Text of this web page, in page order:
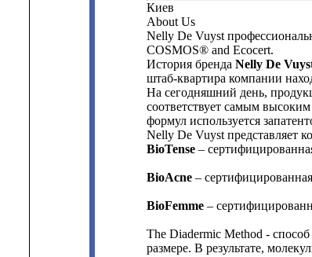
Киев
About Us
Nelly De Vuyst
COSMOS® and Ecocert.
История бренда Nelly De
штаб-квартира компании
На сегодняшний день,
соответствует самым
формул используется
Nelly De Vuyst представляет
BioTense–
BioAcne–
BioFemme–
The Diadermic Method -
размере. В результате,